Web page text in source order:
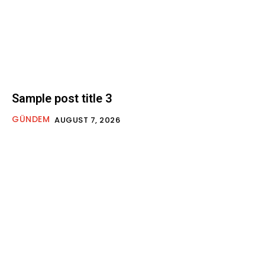
Sample post title 3
GÜNDEM AUGUST 7, 2026